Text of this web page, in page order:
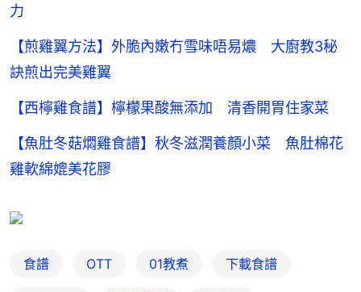
力
【煎雞翼方法】外脆內嫩冇雪味唔易燶 大廚教3秘
訣煎出完美雞翼
【西檸雞食譜】檸檬果酸無添加 清香開胃住家菜
【魚肚冬菇燜雞食譜】秋冬滋潤養顏小菜 魚肚棉花
雞軟綿媲美花膠
食譜 OTT 01教煮 下載食譜